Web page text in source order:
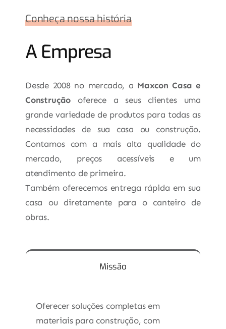
Conheça nossa história
A Empresa
Desde 2008 no mercado, a Maxcon Casa e
Construção oferece a seus clientes uma
grande variedade de produtos para todas as
necessidades de sua casa ou construção.
Contamos com a mais alta qualidade do
mercado, preços acessíveis e um
atendimento de primeira.
Também oferecemos entrega rápida em sua
casa ou diretamente para o canteiro de
obras.
Missão
Oferecer soluções completas em
materiais para construção, com